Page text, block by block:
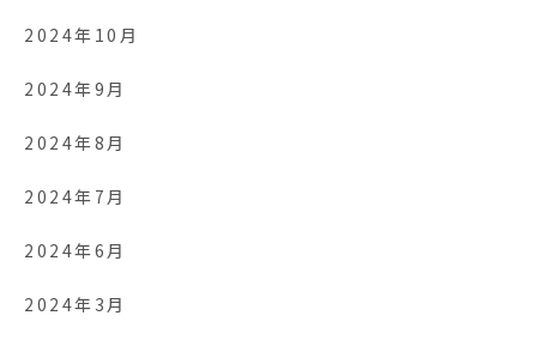
2024年10月
2024年9月
2024年8月
2024年7月
2024年6月
2024年3月